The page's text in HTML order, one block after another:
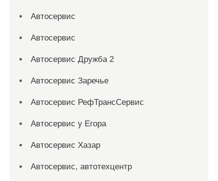
Автосервис
Автосервис
Автосервис Дружба 2
Автосервис Заречье
Автосервис РефТрансСервис
Автосервис у Егора
Автосервис Хазар
Автосервис, автотехцентр